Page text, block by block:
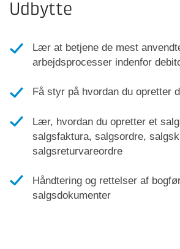
Udbytte
Lær at betjene de mest
arbejdsprocesser indenfor
Få styr på hvordan du opretter
Lær, hvordan du opretter et
salgsfaktura, salgsordre,
salgsreturvareordre
Håndtering og rettelser af
salgsdokumenter